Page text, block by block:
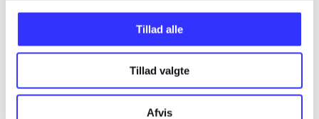
Tillad alle
Tillad valgte
Afvis
Minder om